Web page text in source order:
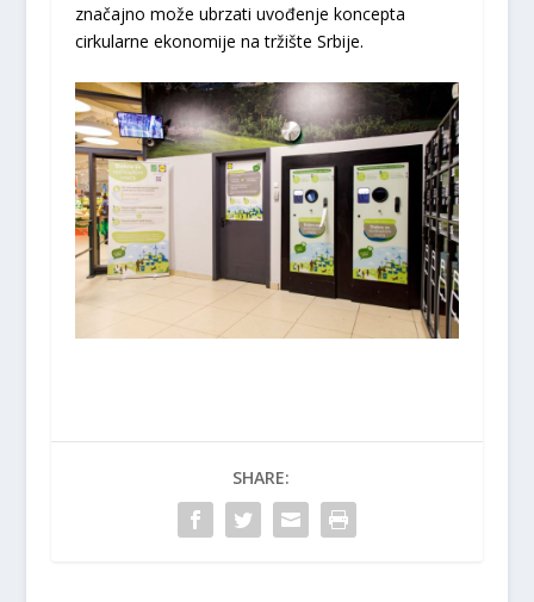
značajno može ubrzati uvođenje koncepta
cirkularne ekonomije na tržište Srbije.
SHARE: